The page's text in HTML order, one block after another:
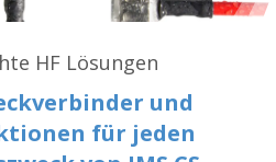
HF Lösungen
und
für jeden